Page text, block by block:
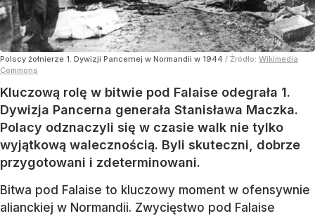
Polscy żołnierze 1. Dywizji Pancernej w Normandii w 1944 / Źródło: Wikimedia
Commons
Kluczową rolę w bitwie pod Falaise odegrała 1.
Dywizja Pancerna generała Stanisława Maczka.
Polacy odznaczyli się w czasie walk nie tylko
wyjątkową walecznością. Byli skuteczni, dobrze
przygotowani i zdeterminowani.
Bitwa pod Falaise to kluczowy moment w ofensywnie
alianckiej w Normandii. Zwycięstwo pod Falaise